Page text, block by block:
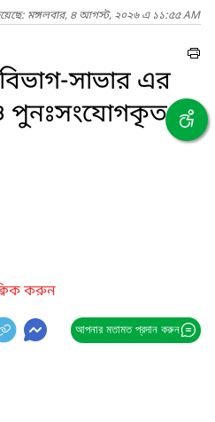
মঙ্গলবার, ৪ আগস্ট, ২০২৬ এ ১১:৫৫ AM
সাভার এর
ও পুনঃসংযোগকৃত
করুন
আপনার মতামত প্রদান করুন